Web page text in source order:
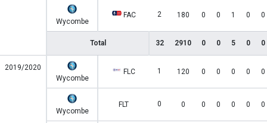
Wycombe
FAC 2 180 0 0 1 0 0
Total 32 2910 0 0 5 0 0
2019/2020
Wycombe
FLC 1 120 0 0 0 0 0
Wycombe
FLT 0 0 0 0 0 0 0